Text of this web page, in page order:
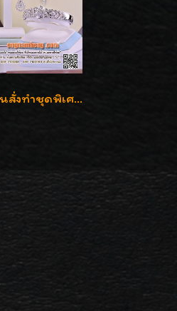
Special Set งานสั่งทำชุดพิเศษ เพชรคัดทุกชิ้น สวยหรูหรา ราคามิตรภาพค่ะ